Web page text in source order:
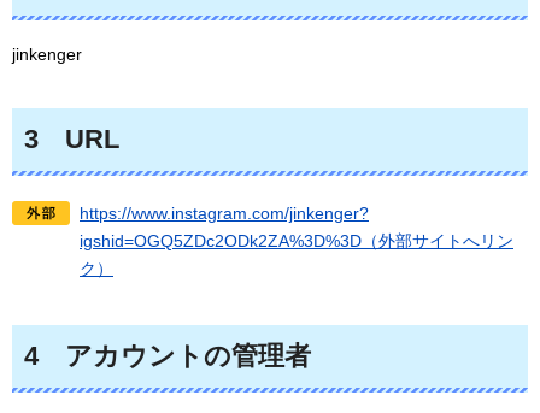
jinkenger
3 URL
https://www.instagram.com/jinkenger?
igshid=OGQ5ZDc2ODk2ZA%3D%3D（外部サイトへリン
ク）
4 アカウントの管理者